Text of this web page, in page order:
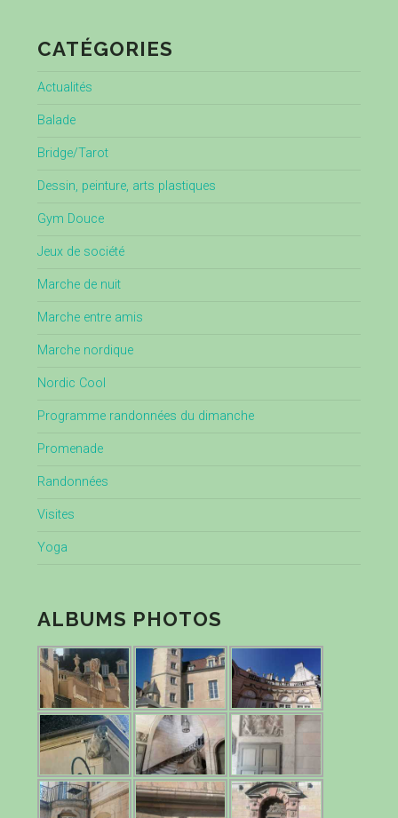
CATÉGORIES
Actualités
Balade
Bridge/Tarot
Dessin, peinture, arts plastiques
Gym Douce
Jeux de société
Marche de nuit
Marche entre amis
Marche nordique
Nordic Cool
Programme randonnées du dimanche
Promenade
Randonnées
Visites
Yoga
ALBUMS PHOTOS